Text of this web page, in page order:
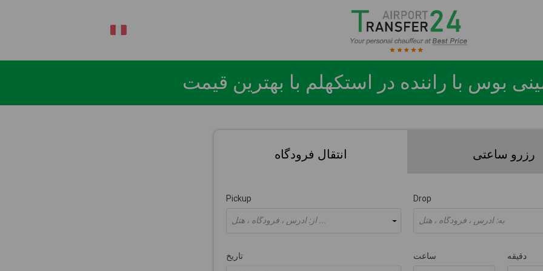
بوس با راننده در استکهلم با بهترین قیمت
انتقال فرودگاه رزرو ساعتی
Pickup
از: آدرس ، فرودگاه ، هتل ...
Drop
به: آدرس ، فرودگاه ، هتل
تاریخ
ساعت
دقیقه